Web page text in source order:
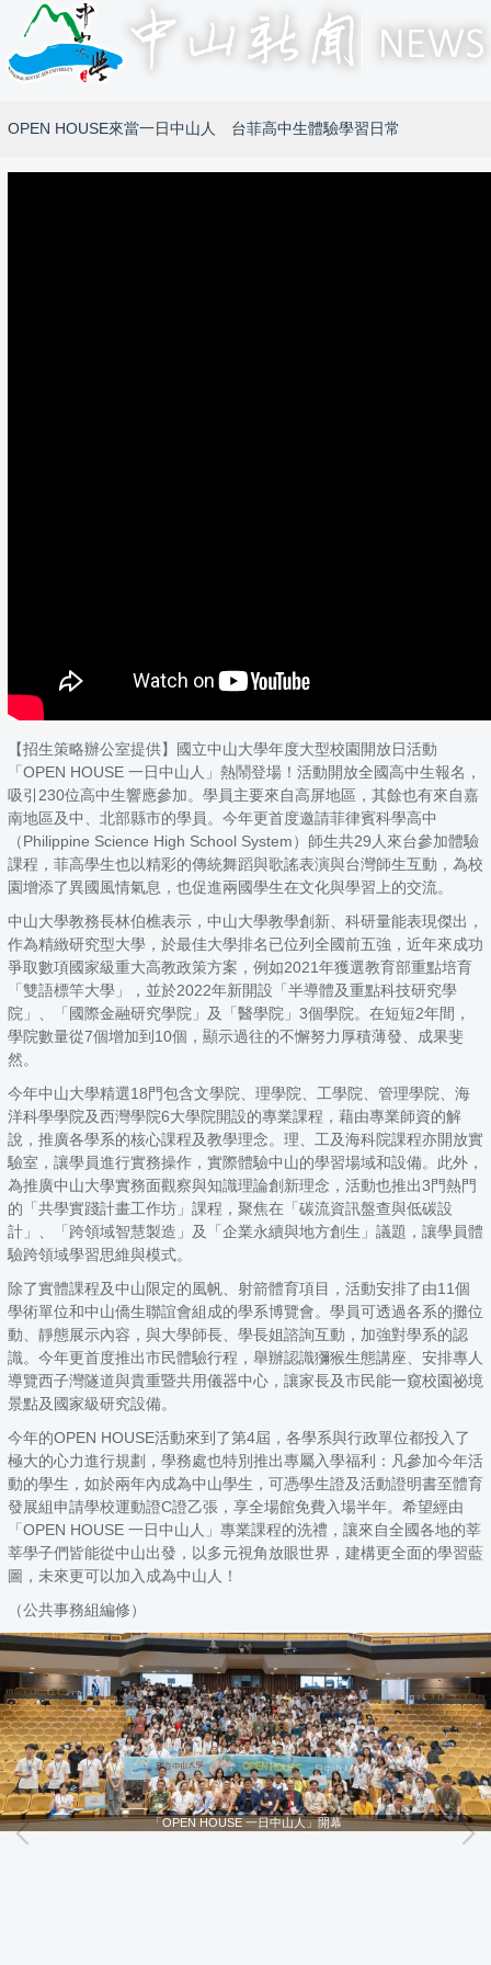
OPEN HOUSE來當一日中山人 台菲高中生體驗學習日常
【招生策略辦公室提供】國立中山大學年度大型校園開放日活動
「OPEN HOUSE 一日中山人」熱鬧登場！活動開放全國高中生報名，
吸引230位高中生響應參加。學員主要來自高屏地區，其餘也有來自嘉
南地區及中、北部縣市的學員。今年更首度邀請菲律賓科學高中
（Philippine Science High School System）師生共29人來台參加體驗
課程，菲高學生也以精彩的傳統舞蹈與歌謠表演與台灣師生互動，為校
園增添了異國風情氣息，也促進兩國學生在文化與學習上的交流。
中山大學教務長林伯樵表示，中山大學教學創新、科研量能表現傑出，
作為精緻研究型大學，於最佳大學排名已位列全國前五強，近年來成功
爭取數項國家級重大高教政策方案，例如2021年獲選教育部重點培育
「雙語標竿大學」，並於2022年新開設「半導體及重點科技研究學
院」、「國際金融研究學院」及「醫學院」3個學院。在短短2年間，
學院數量從7個增加到10個，顯示過往的不懈努力厚積薄發、成果斐
然。
今年中山大學精選18門包含文學院、理學院、工學院、管理學院、海
洋科學學院及西灣學院6大學院開設的專業課程，藉由專業師資的解
說，推廣各學系的核心課程及教學理念。理、工及海科院課程亦開放實
驗室，讓學員進行實務操作，實際體驗中山的學習場域和設備。此外，
為推廣中山大學實務面觀察與知識理論創新理念，活動也推出3門熱門
的「共學實踐計畫工作坊」課程，聚焦在「碳流資訊盤查與低碳設
計」、「跨領域智慧製造」及「企業永續與地方創生」議題，讓學員體
驗跨領域學習思維與模式。
除了實體課程及中山限定的風帆、射箭體育項目，活動安排了由11個
學術單位和中山僑生聯誼會組成的學系博覽會。學員可透過各系的攤位
動、靜態展示內容，與大學師長、學長姐諮詢互動，加強對學系的認
識。今年更首度推出市民體驗行程，舉辦認識獼猴生態講座、安排專人
導覽西子灣隧道與貴重暨共用儀器中心，讓家長及市民能一窺校園祕境
景點及國家級研究設備。
今年的OPEN HOUSE活動來到了第4屆，各學系與行政單位都投入了
極大的心力進行規劃，學務處也特別推出專屬入學福利：凡參加今年活
動的學生，如於兩年內成為中山學生，可憑學生證及活動證明書至體育
發展組申請學校運動證C證乙張，享全場館免費入場半年。希望經由
「OPEN HOUSE 一日中山人」專業課程的洗禮，讓來自全國各地的莘
莘學子們皆能從中山出發，以多元視角放眼世界，建構更全面的學習藍
圖，未來更可以加入成為中山人！
（公共事務組編修）
「OPEN HOUSE 一日中山人」開幕